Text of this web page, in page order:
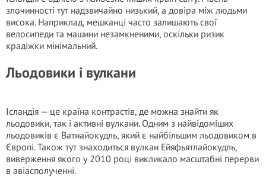
злoчинності тут надзвичайно низький, а довіра між людьми
висока. Наприклад, мешканці часто залишають свої
велосипеди та машини незамкненими, оскільки ризик
крадіжки мінімальний.
Льодовики і вулкани
Ісландія — це країна контрастів, де можна знайти як
льодовики, так і активні вулкани. Одним з найвідоміших
льодовиків є Ватнайокудль, який є найбільшим льодовиком в
Європі. Також тут знаходиться вулкан Ейяфьятлайокудль,
виверження якого у 2010 році викликало масштабні перерви
в авіасполученні.